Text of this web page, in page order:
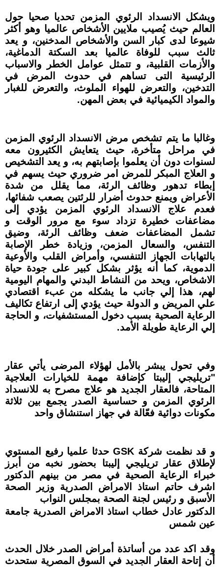
ويشكل الانسداد الرئوي المزمن تحديا صحيا حول
العالم حيث يُصيب ملايين الأشخاص عالميا وهو أكثر
شيوعا لدى كبار السن والأشخاص المدخنين، و يعد
ثالث سبب للوفاة عالميا بعد السكتة الدماغية،
والأزمات القلبية، و تتمثل عوامل الخطر والاسباب
الرئيسية التى تساهم في حدوث المرض في
التدخين، والتعرض للهواء الملوث، والتعرض للغبار
والمواد الكيميائية في بعض المهن.
وغالبا ما يتم تشخص مرض الانسداد الرئوي المزمن
في مراحل متأخرة، حيث يتعايش الكثيرون معه
لسنوات دون أن يعلموا بإصابتهم به، و يعد التشخيص
و العلاج المبكر للمرض امر ضروري حيث يسهم في
إبطاء تدهور وظائف الرئة، مما يقلل من شدة
الأعراض ويمنع حدوث أضرار للرئتين يصعب شفائها،
فعدم علاج الانسداد الرئوي المزمن يؤدي إلى
مضاعفات خطيرة تزداد سوء مع مرور الوقت و
تشمل المضاعفات ضعف وظائف الرئة، وضيق
التنفس، والسعال المزمن، وزيادة خطر الإصابة
بالتهابات الجهاز التنفسي، وأمراض القلب والأوعية
الدموية، كما أنه يؤثر بشكل كبير على جودة حياة
الاشخاص، ويحد من النشاط البدني والمهام اليومية
لهم، هذا إلي جانب ما يشكله من عبء اقتصادي
علي المريض و الدولة حيث يؤدي إلى ارتفاع تكاليف
الرعاية الصحية بسبب دخول المستشفيات، و الحاجة
إلي الرعاية طويلة الأمد.
وفي تحول يبشر بالأمل لهؤلاء المرضى يأتي عقار
ʺتريليجي إليبتا كإضافة مهمة للخيارات العلاجية
المتاحة، فالعقار الجديد هو علاج مصرح به للانسداد
الرئوي المزمن و حساسية الصدر يجمع بين ثلاثة
مكونات دوائية فعّالة في جهاز استنشاق واحد
و قد نظمت شركة GSK حدثا علميا رفيع المستوي
لإطلاق عقار تريليجي إليبتا بحضور نخبه من أبرز
خبراء الرعاية الصحية في مصر من بينهم الدكتور
اشرف حاتم استاذ الامراض الصدرية وزير الصحة
الأسبق و رئيس لجنة الصحة بمجلس النواب
الدكتور عادل خطاب استاذ الامراض الصدرية جامعة
عين شمس
وقد اكد عدد من أساتذة أمراض الصدر خلال الحدث
أن إتاحة العقار الجديد في السوق المصرية ستحدث